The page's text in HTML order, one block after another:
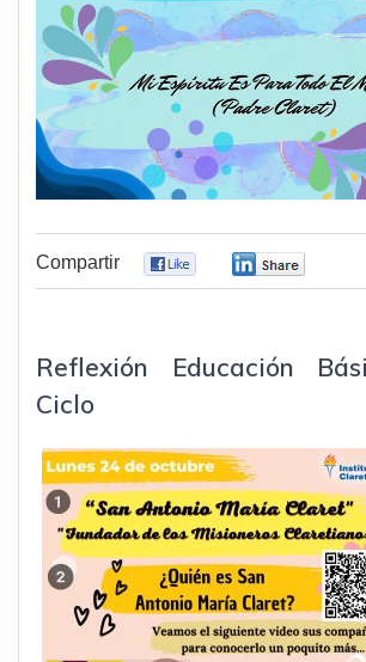
Compartir
Reflexión Educación
Ciclo